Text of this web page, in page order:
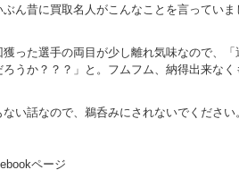
ん昔に買取名人がこんなことを言っていま
った選手の両目が少し離れ気味なので、「
うか？？？」と。フムフム、納得出来なく
い話なので、鵜呑みにされないでください
ページ